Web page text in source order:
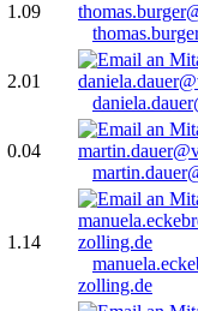
1.09
2.01
0.04
1.14
zolling.de